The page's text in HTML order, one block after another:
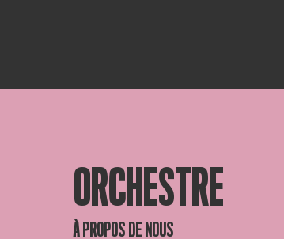
ORCHESTRE
À PROPOS DE NOUS